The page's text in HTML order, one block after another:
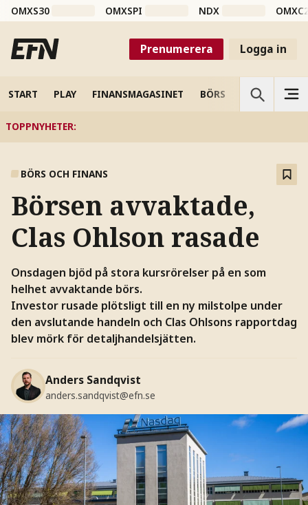
OMXS30 OMXSPI NDX
Prenumerera Logga in
START PLAY FINANSMAGASINET BÖRS VETENSKAP
TOPPNYHETER:
BÖRS OCH FINANS
Börsen avvaktade,
Clas Ohlson rasade
Onsdagen bjöd på stora kursrörelser på en som
helhet avvaktande börs.
Investor rusade plötsligt till en ny milstolpe under
den avslutande handeln och Clas Ohlsons rapportdag
blev mörk för detaljhandelsjätten.
Anders Sandqvist
anders.sandqvist@efn.se